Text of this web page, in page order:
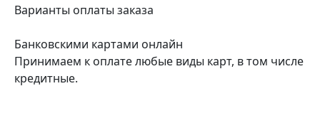
Варианты оплаты заказа
Банковскими картами онлайн
Принимаем к оплате любые виды карт, в том числе
кредитные.